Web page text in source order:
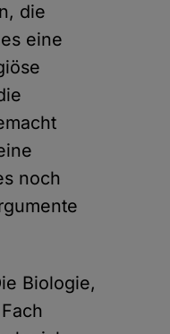
die
eine
noch
Biologie,